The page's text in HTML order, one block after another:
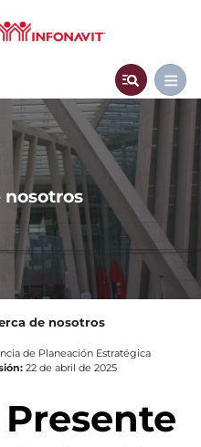
nosotros
de nosotros
de Planeación Estratégica
22 de abril de 2025